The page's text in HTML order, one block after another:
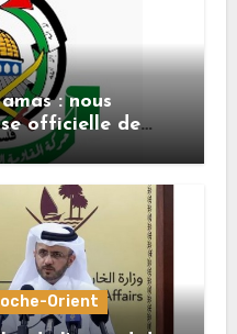
: nous
officielle de
la feuille de
Orient